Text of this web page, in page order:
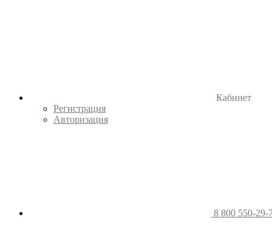
Кабинет
Регистрация
Авторизация
8 800 550-29-